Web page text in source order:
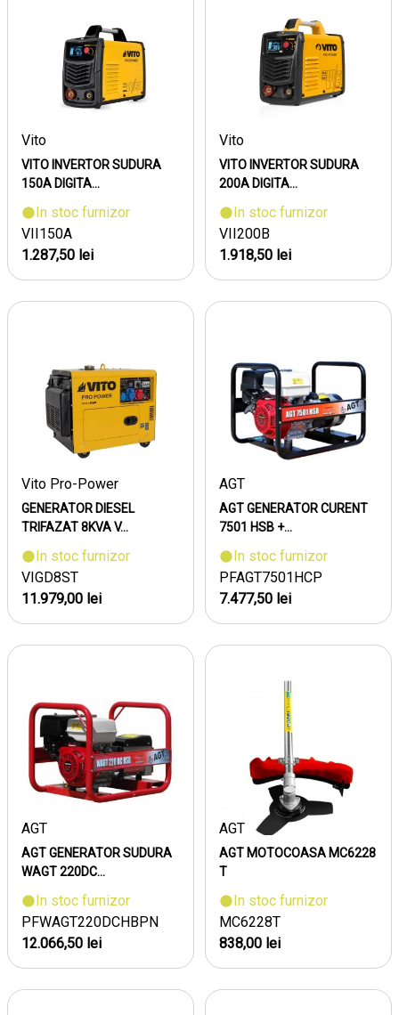
Vito
VITO INVERTOR SUDURA
150A DIGITA...
In stoc furnizor
VII150A
1.287,50 lei
Vito
VITO INVERTOR SUDURA
200A DIGITA...
In stoc furnizor
VII200B
1.918,50 lei
Vito Pro-Power
GENERATOR DIESEL
TRIFAZAT 8KVA V...
In stoc furnizor
VIGD8ST
11.979,00 lei
AGT
AGT GENERATOR CURENT
7501 HSB +...
In stoc furnizor
PFAGT7501HCP
7.477,50 lei
AGT
AGT GENERATOR SUDURA
WAGT 220DC...
In stoc furnizor
PFWAGT220DCHBPN
12.066,50 lei
AGT
AGT MOTOCOASA MC6228
T
In stoc furnizor
MC6228T
838,00 lei